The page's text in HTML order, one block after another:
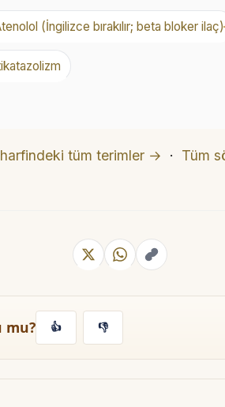
(İngilizce bırakılır; beta bloker ilaç)
tüm terimler → · Tüm
mu? 👍 👎